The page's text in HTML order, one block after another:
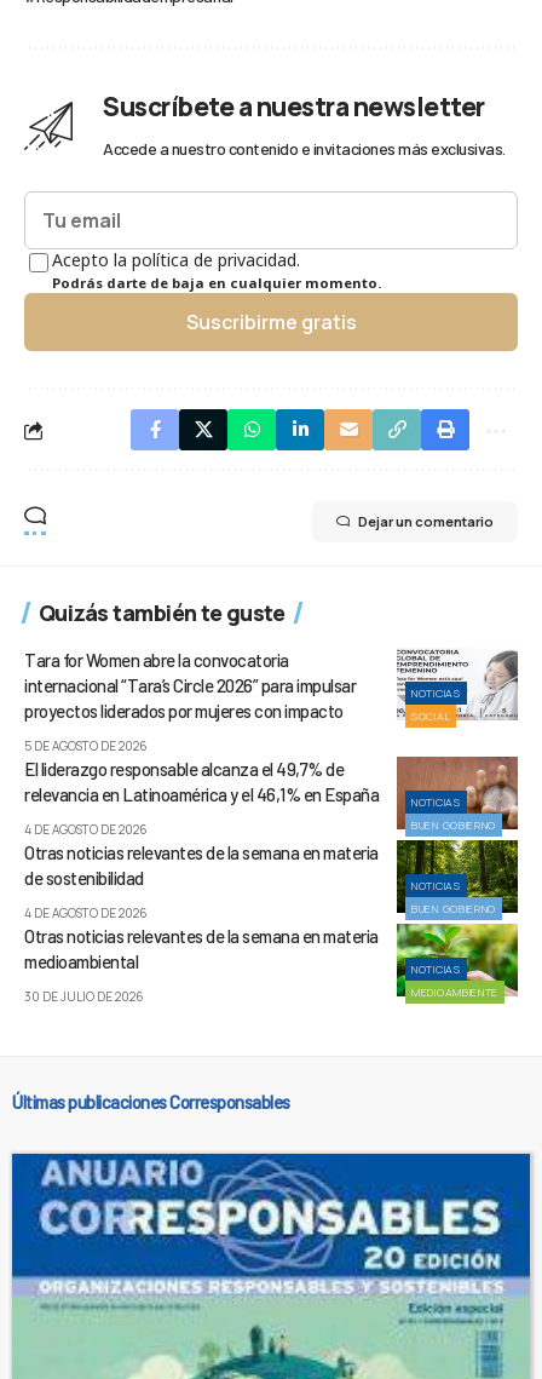
Suscríbete a nuestra newsletter
Accede a nuestro contenido e invitaciones más exclusivas.
Acepto la política de privacidad.
Podrás darte de baja en cualquier momento.
Suscribirme gratis
Dejar un comentario
Quizás también te guste
NOTICIAS
SOCIAL
Tara for Women abre la convocatoria
internacional “Tara’s Circle 2026” para impulsar
proyectos liderados por mujeres con impacto
5 DE AGOSTO DE 2026
NOTICIAS
BUEN GOBIERNO
El liderazgo responsable alcanza el 49,7% de
relevancia en Latinoamérica y el 46,1% en España
4 DE AGOSTO DE 2026
NOTICIAS
BUEN GOBIERNO
Otras noticias relevantes de la semana en materia
de sostenibilidad
4 DE AGOSTO DE 2026
NOTICIAS
MEDIOAMBIENTE
Otras noticias relevantes de la semana en materia
medioambiental
30 DE JULIO DE 2026
Últimas publicaciones Corresponsables